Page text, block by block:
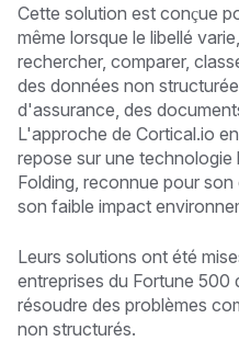
Cette solution est conçue
même lorsque le libellé
rechercher, comparer,
des données non
d'assurance, des
L'approche de Cortical.io
repose sur une
Folding, reconnue pour
son faible impact
Leurs solutions ont été
entreprises du Fortune 500
résoudre des problèmes
non structurés.